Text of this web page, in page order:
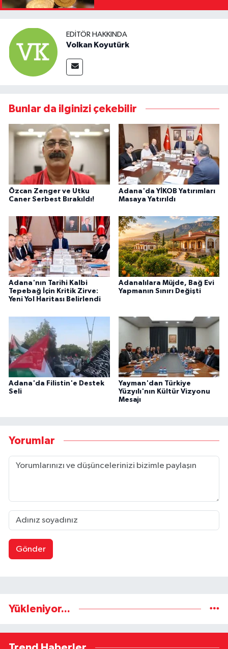
EDITÖR HAKKINDA
Volkan Koyutürk
Bunlar da ilginizi çekebilir
Özcan Zenger ve Utku
Caner Serbest Bırakıldı!
Adana'da YİKOB Yatırımları
Masaya Yatırıldı
Adana'nın Tarihi Kalbi
Tepebağ İçin Kritik Zirve:
Yeni Yol Haritası Belirlendi
Adanalılara Müjde, Bağ Evi
Yapmanın Sınırı Değişti
Adana'da Filistin'e Destek
Seli
Yayman'dan Türkiye
Yüzyılı'nın Kültür Vizyonu
Mesajı
Yorumlar
Gönder
Yükleniyor...